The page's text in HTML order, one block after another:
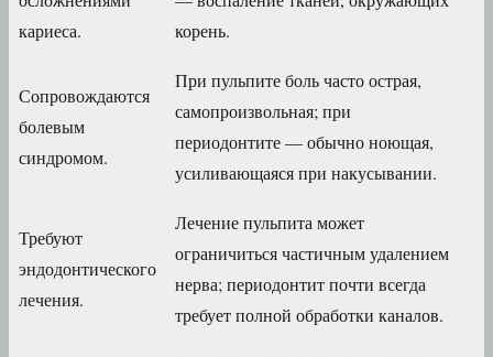
кариеса.
корень.
Сопровождаются
болевым
синдромом.
При пульпите боль часто острая,
самопроизвольная; при
периодонтите — обычно ноющая,
усиливающаяся при накусывании.
Требуют
эндодонтического
лечения.
Лечение пульпита может
ограничиться частичным удалением
нерва; периодонтит почти всегда
требует полной обработки каналов.